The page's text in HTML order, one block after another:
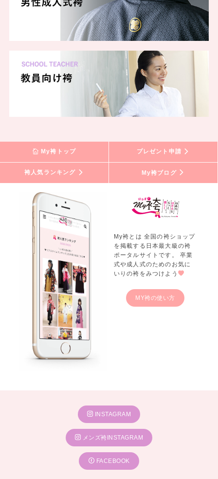
My袴トップ プレゼント申請
袴人気ランキング My袴ブログ
My袴とは 全国の袴ショップ
を掲載する日本最大級の袴
ポータルサイトです。 卒業
式や成人式のためのお気に
いりの袴をみつけよう
MY袴の使い方
INSTAGRAM
メンズ袴INSTAGRAM
FACEBOOK